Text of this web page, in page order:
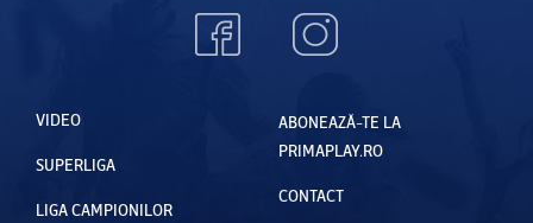
VIDEO
SUPERLIGA
LIGA CAMPIONILOR
ABONEAZĂ-TE LA
PRIMAPLAY.RO
CONTACT